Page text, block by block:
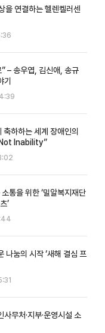
을 연결하는 헬렌켈러센
– 송우엽, 김신애, 송규
기
축하하는 세계 장애인의
Inability”
통을 위한 ‘밀알복지재단
’
나눔의 시작 ‘새해 결심 프
무처·지부·운영시설 소